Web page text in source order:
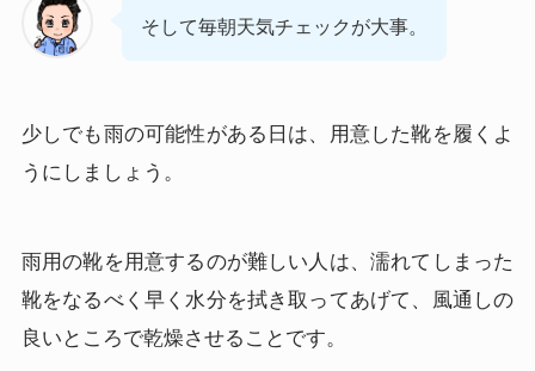
そして毎朝天気チェックが大事。
少しでも雨の可能性がある日は、用意した靴を履くよ
うにしましょう。
雨用の靴を用意するのが難しい人は、濡れてしまった
靴をなるべく早く水分を拭き取ってあげて、風通しの
良いところで乾燥させることです。